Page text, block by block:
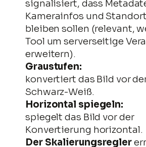
signalisiert, dass
Kamerainfos und
bleiben sollen (relevant,
Tool um serverseitige
erweitern).
Graustufen:
konvertiert das Bild vor
Schwarz-Weiß.
Horizontal spiegeln:
spiegelt das Bild vor der
Konvertierung horizontal.
Der Skalierungsregler